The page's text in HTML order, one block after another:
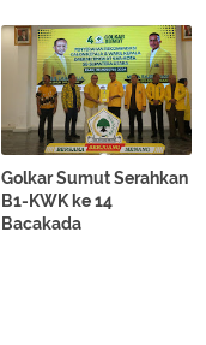
Golkar Sumut Serahkan
B1-KWK ke 14
Bacakada